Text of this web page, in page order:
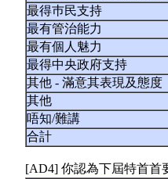
最得巿民支持
最有管治能力
最有個人魅力
最得中央政府支持
其他 - 滿意其表現及態度
其他
唔知/難講
合計
[AD4] 你認為下屆特首首